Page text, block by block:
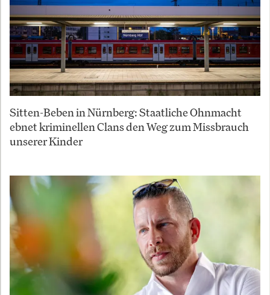
Sitten-Beben in Nürnberg: Staatliche Ohnmacht
ebnet kriminellen Clans den Weg zum Missbrauch
unserer Kinder